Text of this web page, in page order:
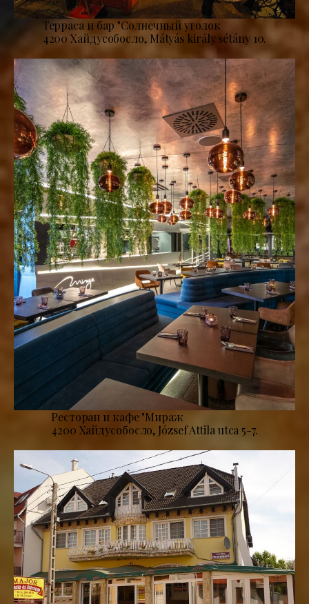
Терраса и бар "Солнечный уголок
4200 Хайдусобосло, Mátyás király sétány 10.
Ресторан и кафе "Мираж
4200 Хайдусобосло, József Attila utca 5-7.